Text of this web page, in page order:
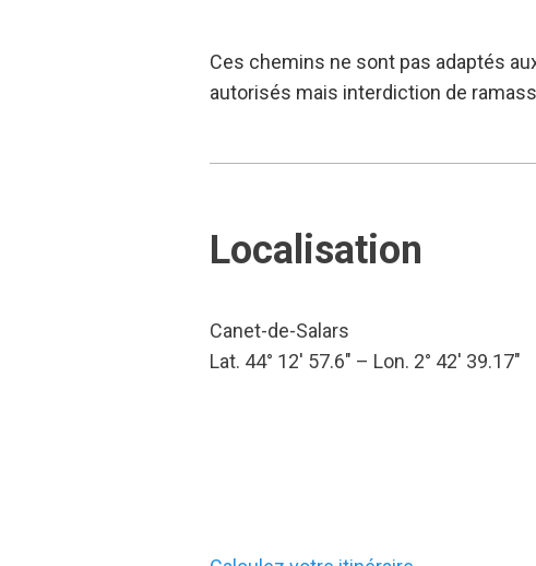
Ces chemins ne sont pas adaptés
autorisés mais interdiction de
Localisation
Canet-de-Salars
Lat. 44° 12′ 57.6″ – Lon. 2° 42′ 39.17″